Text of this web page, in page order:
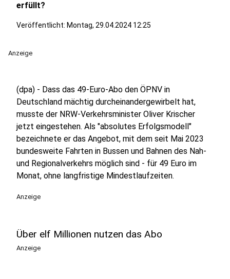
erfüllt?
Veröffentlicht: Montag, 29.04.2024 12:25
Anzeige
(dpa) - Dass das 49-Euro-Abo den ÖPNV in
Deutschland mächtig durcheinandergewirbelt hat,
musste der NRW-Verkehrsminister Oliver Krischer
jetzt eingestehen. Als "absolutes Erfolgsmodell"
bezeichnete er das Angebot, mit dem seit Mai 2023
bundesweite Fahrten in Bussen und Bahnen des Nah-
und Regionalverkehrs möglich sind - für 49 Euro im
Monat, ohne langfristige Mindestlaufzeiten.
Anzeige
Über elf Millionen nutzen das Abo
Anzeige